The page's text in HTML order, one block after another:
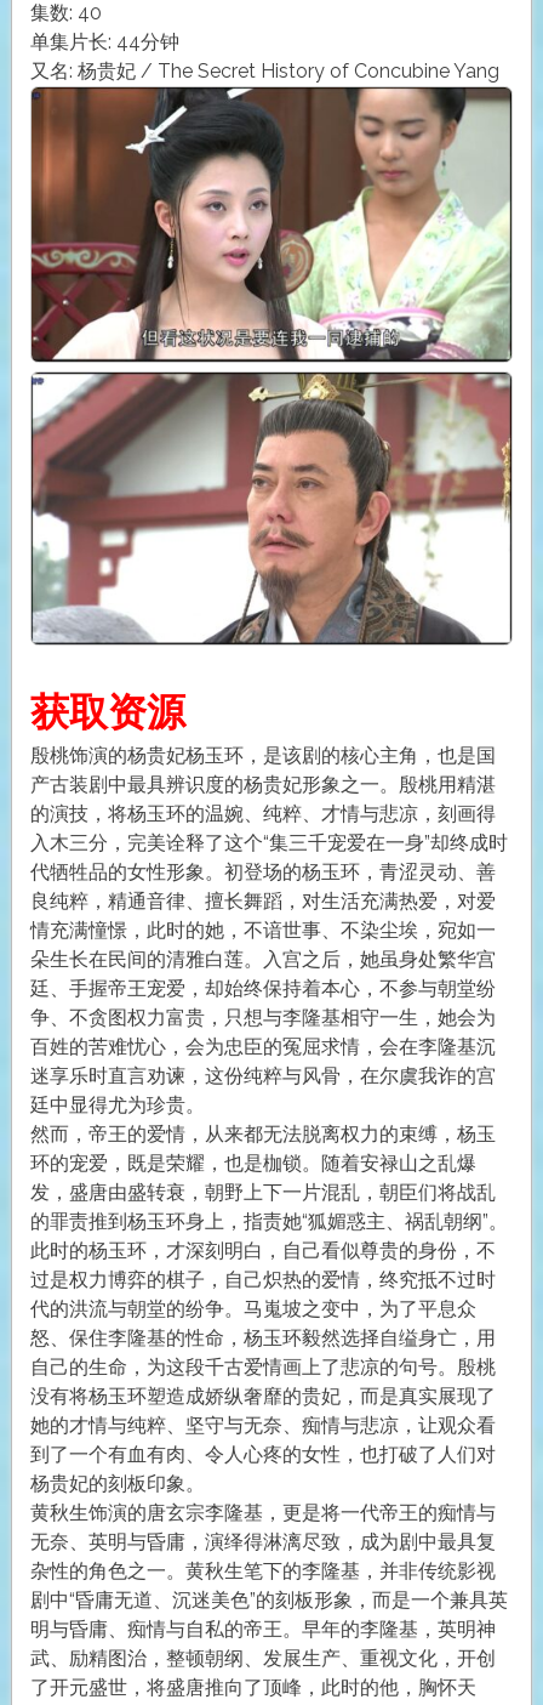
集数: 40
单集片长: 44分钟
又名: 杨贵妃 / The Secret History of Concubine Yang
获取资源
殷桃饰演的杨贵妃杨玉环，是该剧的核心主角，也是国
产古装剧中最具辨识度的杨贵妃形象之一。殷桃用精湛
的演技，将杨玉环的温婉、纯粹、才情与悲凉，刻画得
入木三分，完美诠释了这个“集三千宠爱在一身”却终成时
代牺牲品的女性形象。初登场的杨玉环，青涩灵动、善
良纯粹，精通音律、擅长舞蹈，对生活充满热爱，对爱
情充满憧憬，此时的她，不谙世事、不染尘埃，宛如一
朵生长在民间的清雅白莲。入宫之后，她虽身处繁华宫
廷、手握帝王宠爱，却始终保持着本心，不参与朝堂纷
争、不贪图权力富贵，只想与李隆基相守一生，她会为
百姓的苦难忧心，会为忠臣的冤屈求情，会在李隆基沉
迷享乐时直言劝谏，这份纯粹与风骨，在尔虞我诈的宫
廷中显得尤为珍贵。
然而，帝王的爱情，从来都无法脱离权力的束缚，杨玉
环的宠爱，既是荣耀，也是枷锁。随着安禄山之乱爆
发，盛唐由盛转衰，朝野上下一片混乱，朝臣们将战乱
的罪责推到杨玉环身上，指责她“狐媚惑主、祸乱朝纲”。
此时的杨玉环，才深刻明白，自己看似尊贵的身份，不
过是权力博弈的棋子，自己炽热的爱情，终究抵不过时
代的洪流与朝堂的纷争。马嵬坡之变中，为了平息众
怒、保住李隆基的性命，杨玉环毅然选择自缢身亡，用
自己的生命，为这段千古爱情画上了悲凉的句号。殷桃
没有将杨玉环塑造成娇纵奢靡的贵妃，而是真实展现了
她的才情与纯粹、坚守与无奈、痴情与悲凉，让观众看
到了一个有血有肉、令人心疼的女性，也打破了人们对
杨贵妃的刻板印象。
黄秋生饰演的唐玄宗李隆基，更是将一代帝王的痴情与
无奈、英明与昏庸，演绎得淋漓尽致，成为剧中最具复
杂性的角色之一。黄秋生笔下的李隆基，并非传统影视
剧中“昏庸无道、沉迷美色”的刻板形象，而是一个兼具英
明与昏庸、痴情与自私的帝王。早年的李隆基，英明神
武、励精图治，整顿朝纲、发展生产、重视文化，开创
了开元盛世，将盛唐推向了顶峰，此时的他，胸怀天